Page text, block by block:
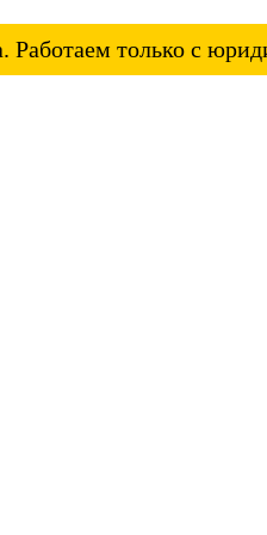
Работаем только с